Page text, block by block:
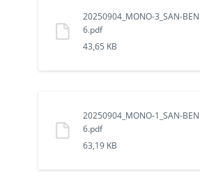
20250904_MONO-3_SAN-
6.pdf
43,65 KB
20250904_MONO-1_SAN-
6.pdf
63,19 KB